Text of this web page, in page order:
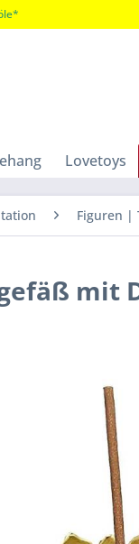
Lovetoys
Figuren |
mit